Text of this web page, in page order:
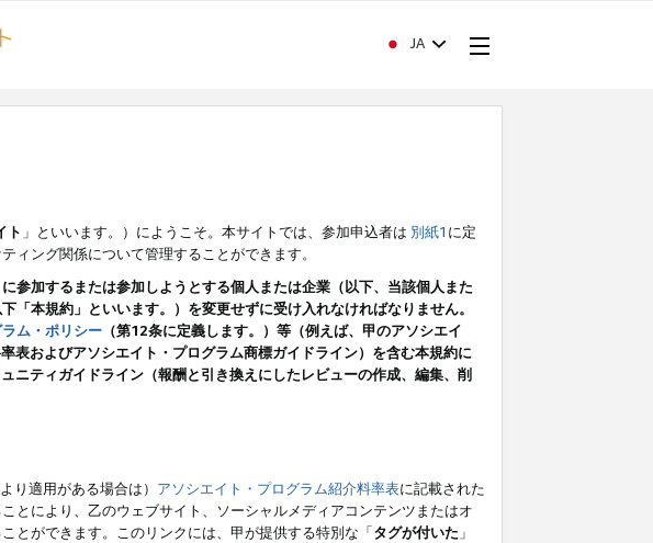
JA
ト 」といいます。）にようこそ。本サイトでは、参加申込者は 別紙1 に定
ィング関係について管理することができます。
参加するまたは参加しようとする個人または企業（以下、当該個人また
本規約」といいます。）を変更せずに受け入れなければなりません。
ム・ポリシー （第12条に定義します。）等（例えば、甲のアソシエイ
表およびアソシエイト・プログラム商標ガイドライン）を含む本規約に
ティガイドライン（報酬と引き換えにしたレビューの作成、編集、削
り適用がある場合は） アソシエイト・プログラム紹介料率表に記載された
とにより、乙のウェブサイト、ソーシャルメディアコンテンツまたはオ
とができます。このリンクには、甲が提供する特別な「タグが付いた 」